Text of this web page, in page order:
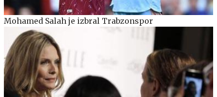
Mohamed Salah je izbral Trabzonspor